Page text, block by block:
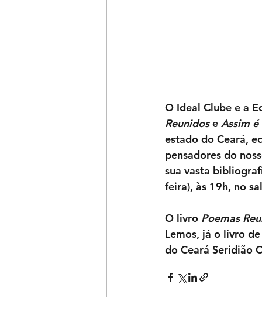
O Ideal Clube e a
Reunidos e Assim
estado do Ceará,
pensadores do
sua vasta
feira), às 19h, no
O livro Poemas
Lemos, já o livro
do Ceará Seridião